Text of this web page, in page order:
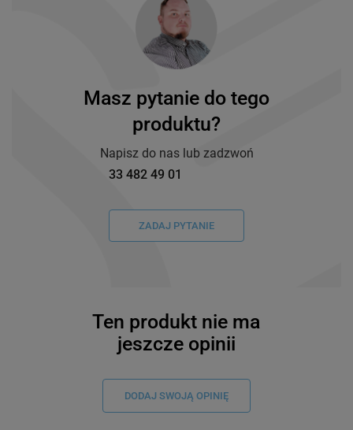
Masz pytanie do tego
produktu?
Napisz do nas lub zadzwoń
33 482 49 01
ZADAJ PYTANIE
Ten produkt nie ma
jeszcze opinii
DODAJ SWOJĄ OPINIĘ